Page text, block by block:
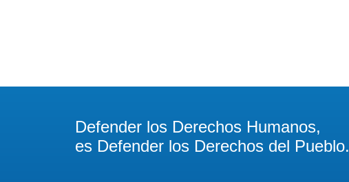
Defender los Derechos Humanos,
es Defender los Derechos del Pueblo.